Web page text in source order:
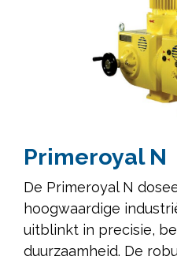
Primeroyal N
De Primeroyal N
hoogwaardige
uitblinkt in precisie,
duurzaamheid. De